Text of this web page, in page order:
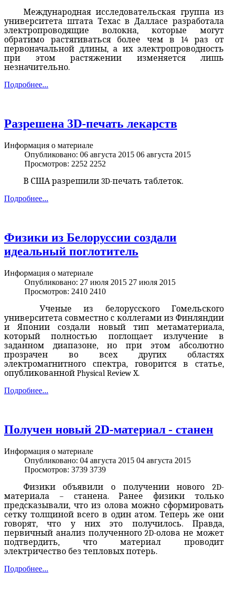
Международная исследовательская группа из
университета штата Техас в Далласе разработала
электропроводящие волокна, которые могут
обратимо растягиваться более чем в 14 раз от
первоначальной длины, а их электропроводность
при этом растяжении изменяется лишь
незначительно.
Подробнее...
Разрешена 3D-печать лекарств
Информация о материале
Опубликовано: 06 августа 2015 06 августа 2015
Просмотров: 2252 2252
В США разрешили 3D-печать таблеток.
Подробнее...
Физики из Белоруссии создали
идеальный поглотитель
Информация о материале
Опубликовано: 27 июля 2015 27 июля 2015
Просмотров: 2410 2410
Ученые из белорусского Гомельского
университета совместно с коллегами из Финляндии
и Японии создали новый тип метаматериала,
который полностью поглощает излучение в
заданном диапазоне, но при этом абсолютно
прозрачен во всех других областях
электромагнитного спектра, говорится в статье,
опубликованной Physical Review X.
Подробнее...
Получен новый 2D-материал - станен
Информация о материале
Опубликовано: 04 августа 2015 04 августа 2015
Просмотров: 3739 3739
Физики объявили о получении нового 2D-
материала – станена. Ранее физики только
предсказывали, что из олова можно сформировать
сетку толщиной всего в один атом. Теперь же они
говорят, что у них это получилось. Правда,
первичный анализ полученного 2D-олова не может
подтвердить, что материал проводит
электричество без тепловых потерь.
Подробнее...